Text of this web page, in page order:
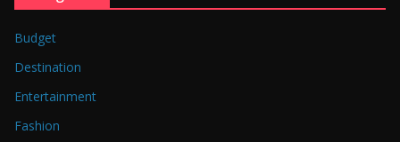
Budget
Destination
Entertainment
Fashion